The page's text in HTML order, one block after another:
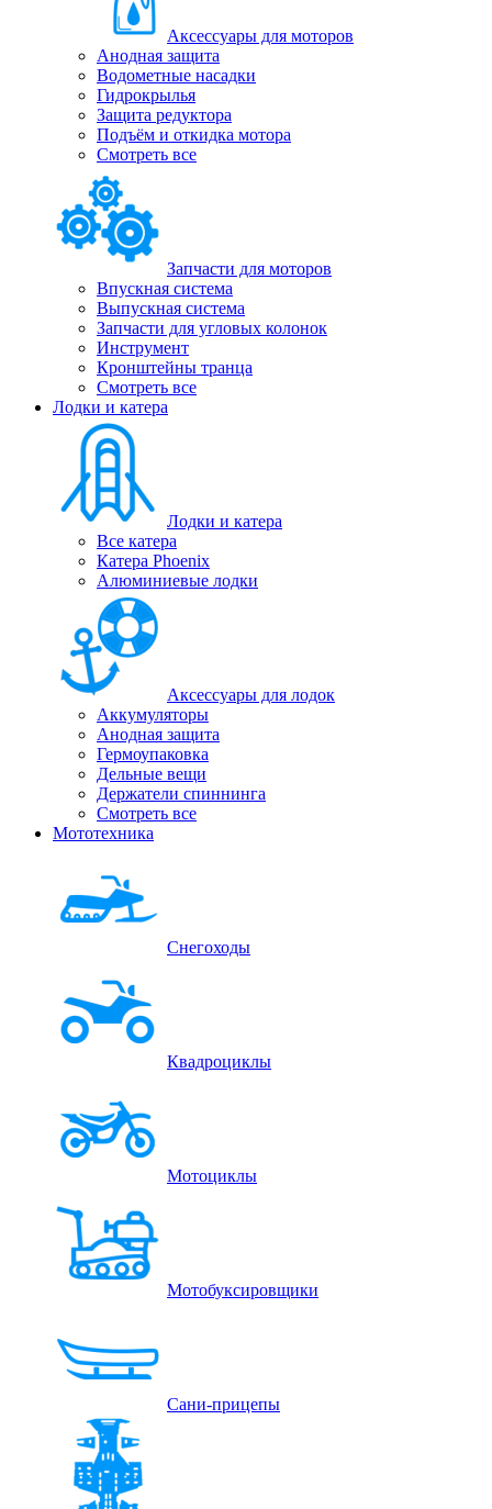
Аксессуары для моторов
Анодная защита
Водометные насадки
Гидрокрылья
Защита редуктора
Подъём и откидка мотора
Смотреть все
Запчасти для моторов
Впускная система
Выпускная система
Запчасти для угловых колонок
Инструмент
Кронштейны транца
Смотреть все
Лодки и катера
Лодки и катера
Все катера
Катера Phoenix
Алюминиевые лодки
Аксессуары для лодок
Аккумуляторы
Анодная защита
Гермоупаковка
Дельные вещи
Держатели спиннинга
Смотреть все
Мототехника
Снегоходы
Квадроциклы
Мотоциклы
Мотобуксировщики
Сани-прицепы